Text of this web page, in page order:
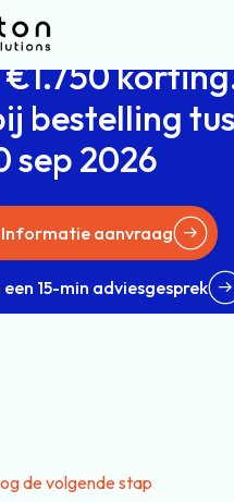
bestelling
sep 2026
Informatie aanvraag
een 15-min adviesgesprek
de volgende stap